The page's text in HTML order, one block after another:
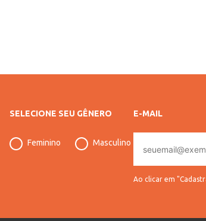
SELECIONE SEU GÊNERO
Feminino Masculino
E-MAIL
mail
Ao clicar em